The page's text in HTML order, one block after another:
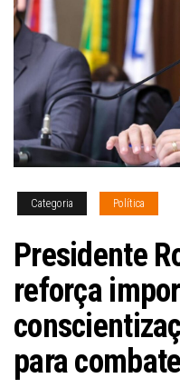
Categoria Política
Presidente
reforça
para